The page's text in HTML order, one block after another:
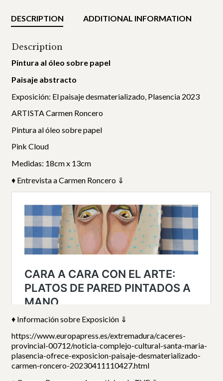
DESCRIPTION ADDITIONAL INFORMATION
Description
Pintura al óleo sobre papel
Paisaje abstracto
Exposición: El paisaje desmaterializado, Plasencia 2023
ARTISTA Carmen Roncero
Pintura al óleo sobre papel
Pink Cloud
Medidas: 18cm x 13cm
♦ Entrevista a Carmen Roncero ⇓
♦ Información sobre Exposición ⇓
https://www.europapress.es/extremadura/caceres-
provincial-00712/noticia-complejo-cultural-santa-maria-
plasencia-ofrece-exposicion-paisaje-desmaterializado-
carmen-roncero-20230411110427.html